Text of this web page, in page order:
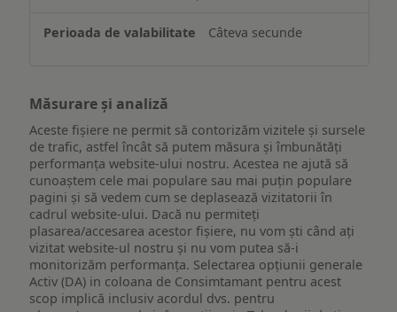
Câteva secunde
Măsurare și analiză
Aceste fișiere ne permit să contorizăm vizitele și sursele
de trafic, astfel încât să putem măsura și îmbunătăți
performanța website-ului nostru. Acestea ne ajută să
cunoaștem cele mai populare sau mai puțin populare
pagini și să vedem cum se deplasează vizitatorii în
cadrul website-ului. Dacă nu permiteți
plasarea/accesarea acestor fișiere, nu vom ști când ați
vizitat website-ul nostru și nu vom putea să-i
monitorizăm performanța. Selectarea opțiunii generale
Activ (DA) in coloana de Consimtamant pentru acest
scop implică inclusiv acordul dvs. pentru